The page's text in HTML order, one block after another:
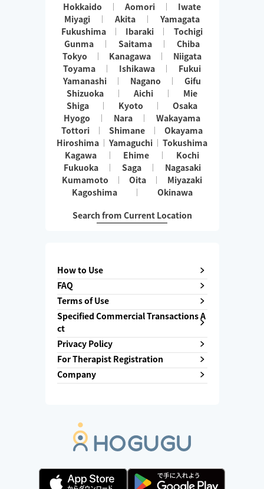
Hokkaido Aomori
Iwate
Miyagi
Akita
Yamagata
Fukushima
Ibaraki
Tochigi
Gunma
Saitama
Chiba
Tokyo
Kanagawa
Niigata
Toyama
Ishikawa
Fukui
Yamanashi
Nagano
Gifu
Shizuoka
Aichi
Mie
Shiga
Kyoto
Osaka
Hyogo
Nara
Wakayama
Tottori
Shimane
Okayama
Hiroshima
Yamaguchi
Tokushima
Kagawa
Ehime
Kochi
Fukuoka
Saga
Nagasaki
Kumamoto
Oita
Miyazaki
Kagoshima
Okinawa
Search from Current Location
How to Use
FAQ
Terms of Use
Specified Commercial Transactions A
ct
Privacy Policy
For Therapist Registration
Company